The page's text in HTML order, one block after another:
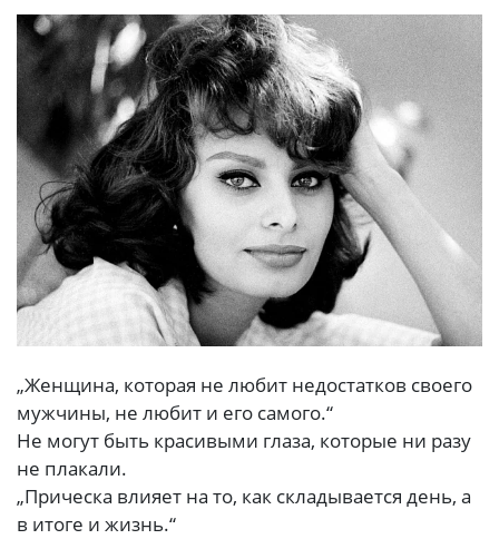
„Женщина, которая не любит недостатков своего
мужчины, не любит и его самого.“
Не могут быть красивыми глаза, которые ни разу
не плакали.
„Прическа влияет на то, как складывается день, а
в итоге и жизнь.“